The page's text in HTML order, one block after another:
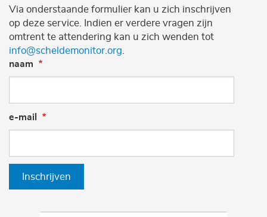
Via onderstaande formulier kan u zich inschrijven
op deze service. Indien er verdere vragen zijn
omtrent te attendering kan u zich wenden tot
info@scheldemonitor.org
naam
e-mail
Inschrijven